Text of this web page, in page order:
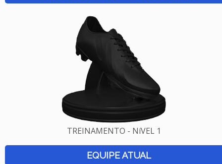
TREINAMENTO - NíVEL 1
EQUIPE ATUAL